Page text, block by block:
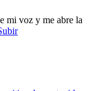
mi voz y me abre la